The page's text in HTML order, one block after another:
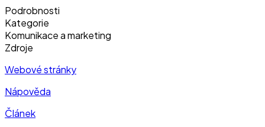
Podrobnosti
Kategorie
Komunikace a marketing
Zdroje
Webové stránky
Nápověda
Článek